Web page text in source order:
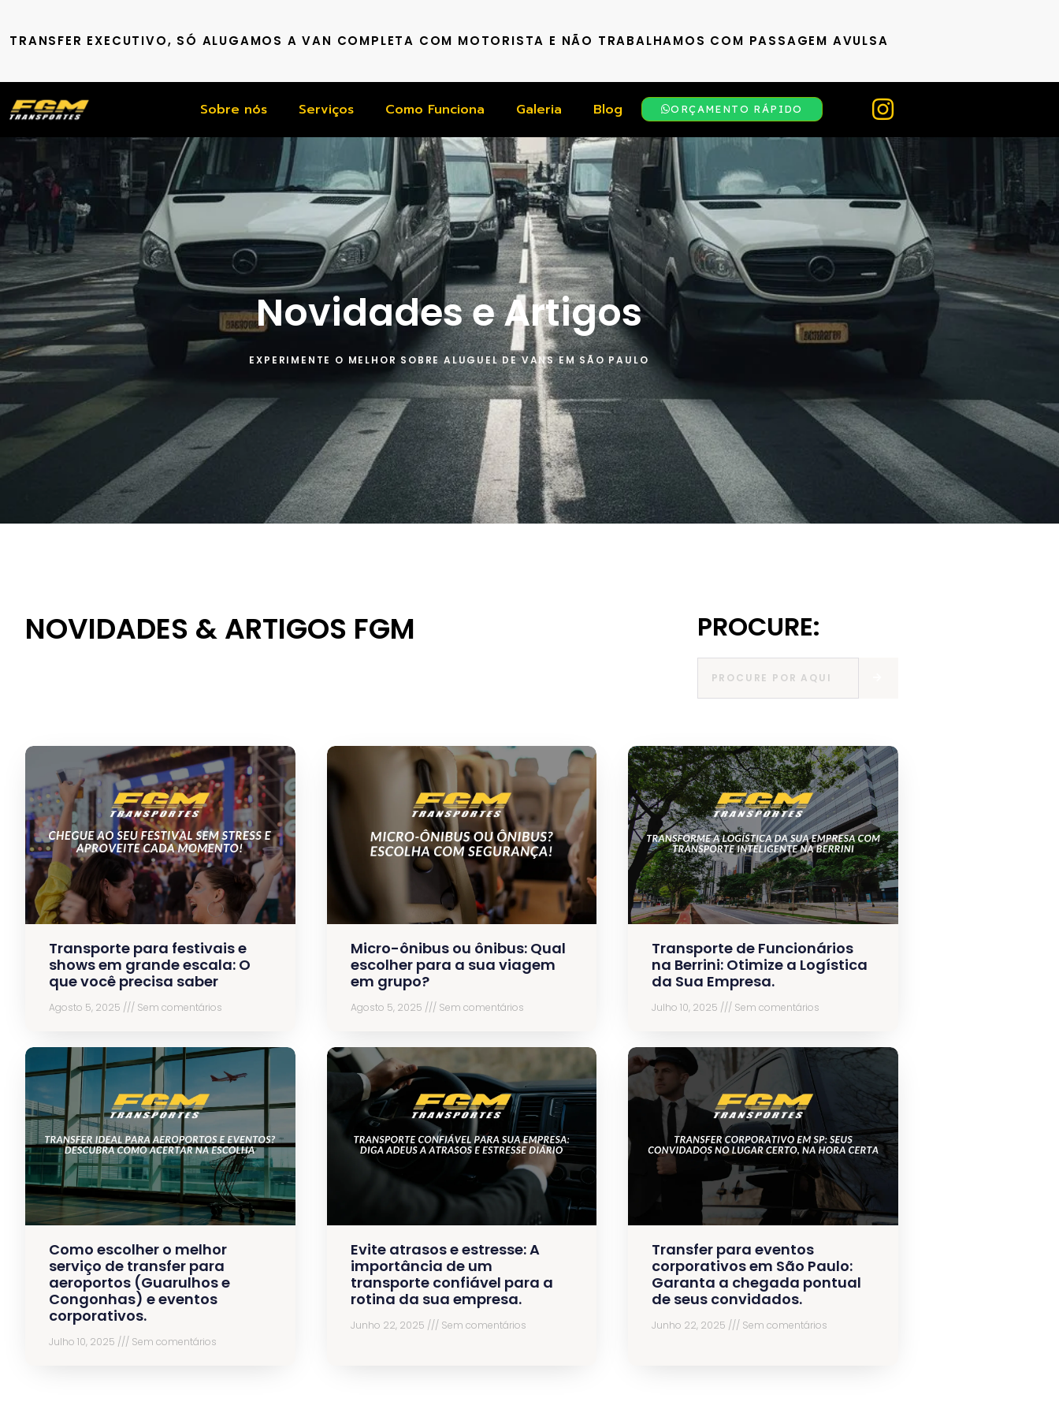
TRANSFER EXECUTIVO, SÓ ALUGAMOS A VAN COMPLETA COM MOTORISTA E NÃO TRABALHAMOS COM PASSAGEM AVULSA
Sobre nós Serviços Como Funciona Galeria Blog ORÇAMENTO RÁPIDO
Novidades e Artigos​
EXPERIMENTE O MELHOR SOBRE ALUGUEL DE VANS EM SÃO PAULO
NOVIDADES & ARTIGOS FGM PROCURE:
Transporte para festivais e
shows em grande escala: O
que você precisa saber
Agosto 5, 2025 Sem comentários
Micro-ônibus ou ônibus: Qual
escolher para a sua viagem
em grupo?
Agosto 5, 2025 Sem comentários
Transporte de Funcionários
na Berrini: Otimize a Logística
da Sua Empresa.
Julho 10, 2025 Sem comentários
Como escolher o melhor
serviço de transfer para
aeroportos (Guarulhos e
Congonhas) e eventos
corporativos.
Julho 10, 2025 Sem comentários
Evite atrasos e estresse: A
importância de um
transporte confiável para a
rotina da sua empresa.
Junho 22, 2025 Sem comentários
Transfer para eventos
corporativos em São Paulo:
Garanta a chegada pontual
de seus convidados.
Junho 22, 2025 Sem comentários